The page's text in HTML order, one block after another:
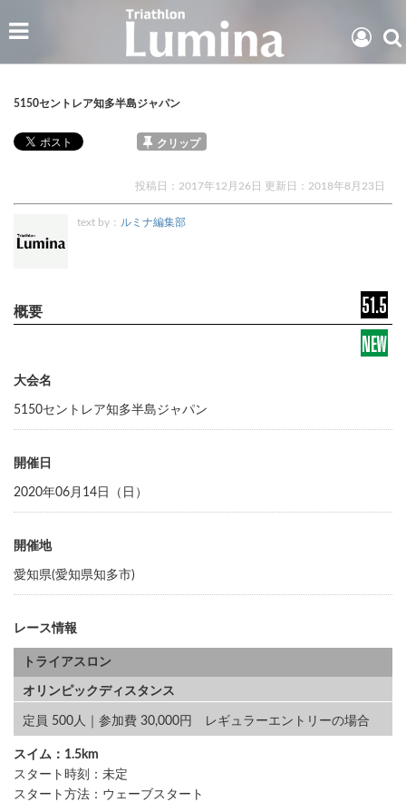
5150セントレア知多半島ジャパン
クリップ
投稿日：2017年12月26日 更新日： 2018年8月23日
text by： ルミナ編集部
大会名
5150セントレア知多半島ジャパン
開催日
2020年06月14日（日）
開催地
愛知県(愛知県知多市)
レース情報
トライアスロン
オリンピックディスタンス
定員 500人｜参加費 30,000円 レギュラーエントリーの場合
スイム：1.5km
スタート時刻：未定
スタート方法：ウェーブスタート